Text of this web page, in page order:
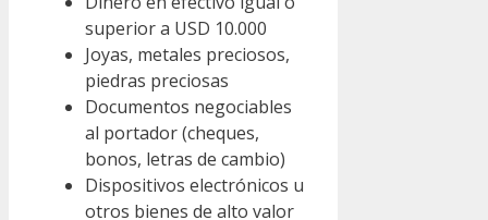
superior a USD 10.000
Joyas, metales preciosos,
piedras preciosas
Documentos negociables
al portador (cheques,
bonos, letras de cambio)
Dispositivos electrónicos u
otros bienes de alto valor